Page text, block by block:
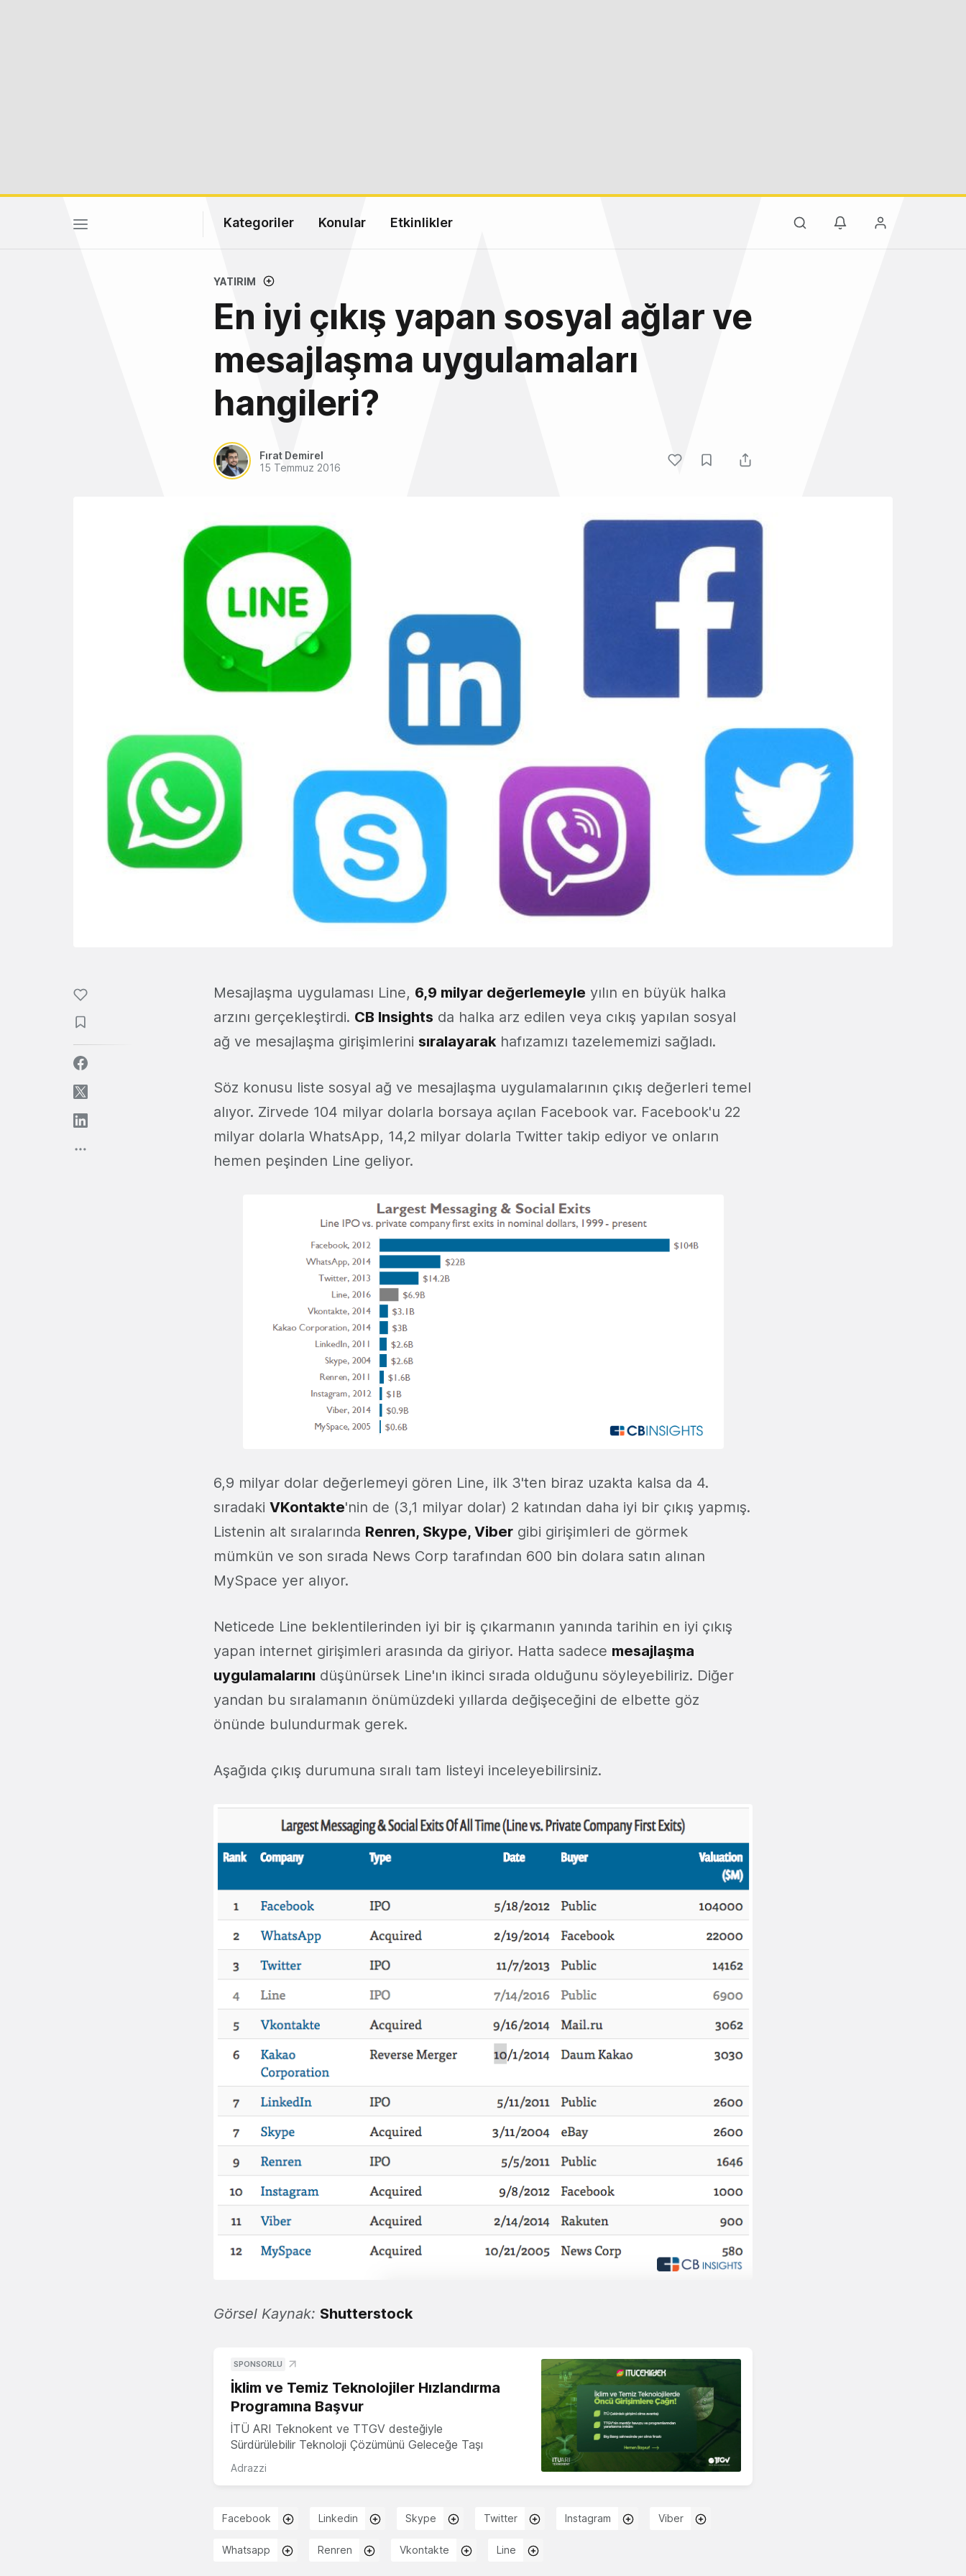
Kategoriler Konular Etkinlikler
YATIRIM
En iyi çıkış yapan sosyal ağlar ve
mesajlaşma uygulamaları
hangileri?
Fırat Demirel
15 Temmuz 2016
Mesajlaşma uygulaması Line, 6,9 milyar değerlemeyle yılın en büyük halka
arzını gerçekleştirdi. CB Insights da halka arz edilen veya cıkış yapılan sosyal
ağ ve mesajlaşma girişimlerini sıralayarakhafızamızı tazelememizi sağladı.
Söz konusu liste sosyal ağ ve mesajlaşma uygulamalarının çıkış değerleri temel
alıyor. Zirvede 104 milyar dolarla borsaya açılan Facebook var. Facebook'u 22
milyar dolarla WhatsApp, 14,2 milyar dolarla Twitter takip ediyor ve onların
hemen peşinden Line geliyor.
6,9 milyar dolar değerlemeyi gören Line, ilk 3'ten biraz uzakta kalsa da 4.
sıradaki VKontakte'nin de (3,1 milyar dolar) 2 katından daha iyi bir çıkış yapmış.
Listenin alt sıralarında Renren, Skype, Viber gibi girişimleri de görmek
mümkün ve son sırada News Corp tarafından 600 bin dolara satın alınan
MySpace yer alıyor.
Neticede Line beklentilerinden iyi bir iş çıkarmanın yanında tarihin en iyi çıkış
yapan internet girişimleri arasında da giriyor. Hatta sadece mesajlaşma
uygulamalarını düşünürsek Line'ın ikinci sırada olduğunu söyleyebiliriz. Diğer
yandan bu sıralamanın önümüzdeki yıllarda değişeceğini de elbette göz
önünde bulundurmak gerek.
Aşağıda çıkış durumuna sıralı tam listeyi inceleyebilirsiniz.
Görsel Kaynak: Shutterstock
SPONSORLU
İklim ve Temiz Teknolojiler Hızlandırma
Programına Başvur
İTÜ ARI Teknokent ve TTGV desteğiyle
Sürdürülebilir Teknoloji Çözümünü Geleceğe Taşı
Adrazzi
Facebook Linkedin Skype Twitter Instagram Viber
Whatsapp Renren Vkontakte Line